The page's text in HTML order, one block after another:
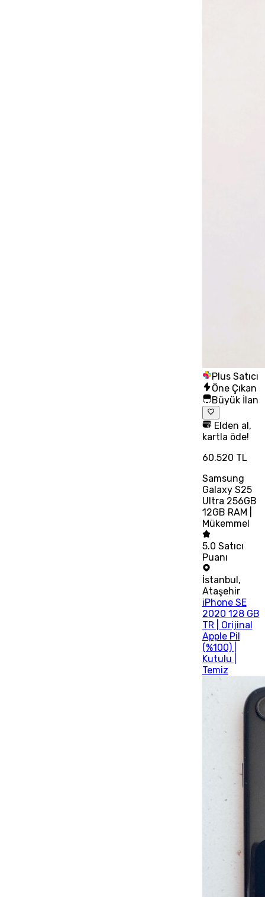
Plus Satıcı
Öne Çıkan
Büyük İlan
Elden al,
kartla öde!
60.520 TL
Samsung
Galaxy S25
Ultra 256GB
12GB RAM |
Mükemmel
5.0 Satıcı
Puanı
İstanbul,
Ataşehir
iPhone SE
2020 128 GB
TR | Orijinal
Apple Pil
(%100) |
Kutulu |
Temiz